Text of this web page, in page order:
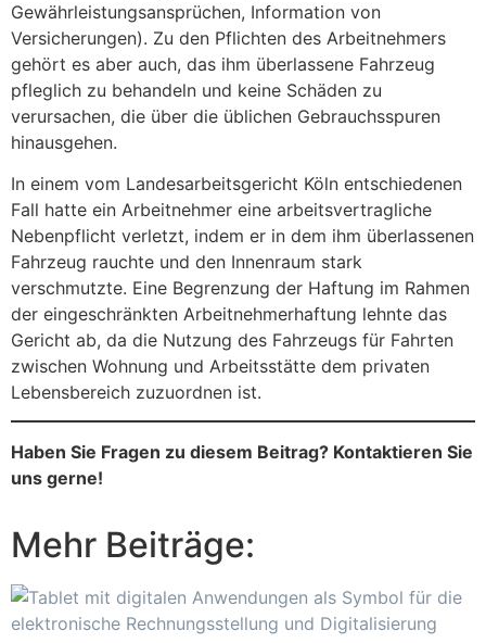
Gewährleistungsansprüchen, Information von
Versicherungen). Zu den Pflichten des Arbeitnehmers
gehört es aber auch, das ihm überlassene Fahrzeug
pfleglich zu behandeln und keine Schäden zu
verursachen, die über die üblichen Gebrauchsspuren
hinausgehen.
In einem vom Landesarbeitsgericht Köln entschiedenen
Fall hatte ein Arbeitnehmer eine arbeitsvertragliche
Nebenpflicht verletzt, indem er in dem ihm überlassenen
Fahrzeug rauchte und den Innenraum stark
verschmutzte. Eine Begrenzung der Haftung im Rahmen
der eingeschränkten Arbeitnehmerhaftung lehnte das
Gericht ab, da die Nutzung des Fahrzeugs für Fahrten
zwischen Wohnung und Arbeitsstätte dem privaten
Lebensbereich zuzuordnen ist.
Haben Sie Fragen zu diesem Beitrag? Kontaktieren Sie
uns gerne!
Mehr Beiträge: